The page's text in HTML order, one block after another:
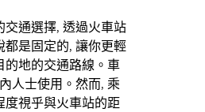
交通選擇, 透過火車站
是固定的, 讓你更輕
的地的交通路線。車
人士使用。然而, 乘
度視乎與火車站的距